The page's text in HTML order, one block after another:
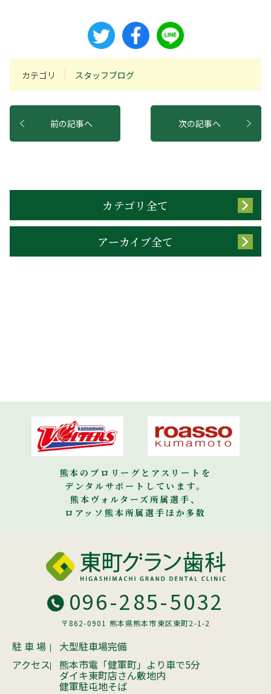
カテゴリ スタッフブログ
前の記事へ 次の記事へ
カテゴリ全て
アーカイブ全て
熊本のプロリーグとアスリートを
デンタルサポートしています。
熊本ヴォルターズ所属選手、
ロアッソ熊本所属選手ほか多数
096-285-5032
〒862-0901 熊本県熊本市東区東町2-1-2
駐 車 場
大型駐車場完備
アクセス
熊本市電「健軍町」より車で5分
ダイキ東町店さん敷地内
健軍駐屯地そば